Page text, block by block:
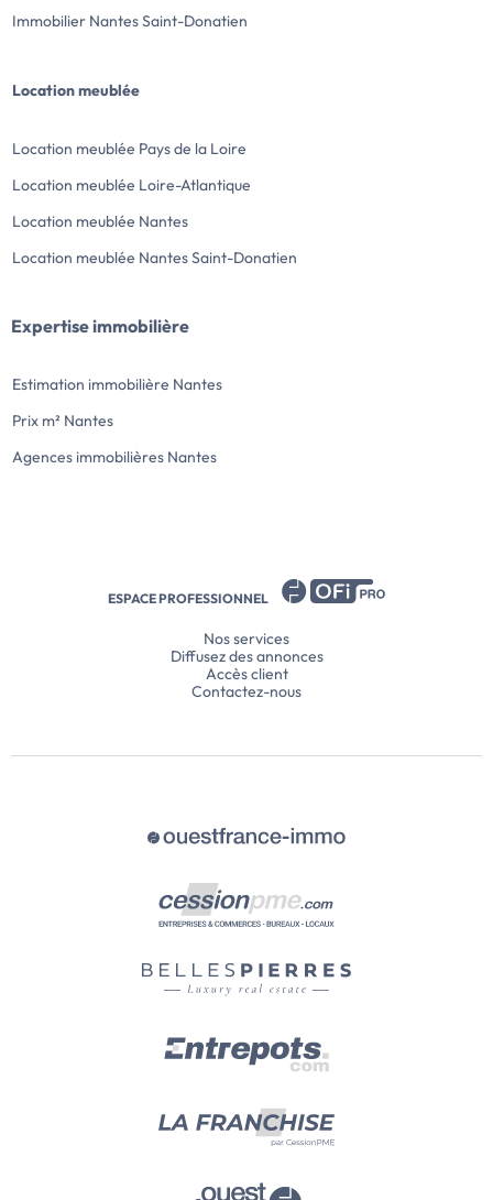
Immobilier Nantes Saint-Donatien
Location meublée
Location meublée Pays de la Loire
Location meublée Loire-Atlantique
Location meublée Nantes
Location meublée Nantes Saint-Donatien
Expertise immobilière
Estimation immobilière Nantes
Prix m² Nantes
Agences immobilières Nantes
ESPACE PROFESSIONNEL
Nos services
Diffusez des annonces
Accès client
Contactez-nous